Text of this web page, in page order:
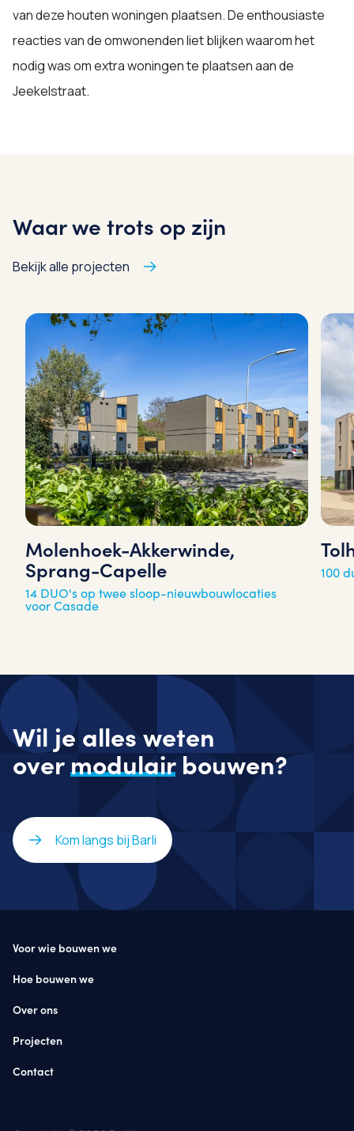
van deze houten woningen plaatsen. De enthousiaste
reacties van de omwonenden liet blijken waarom het
nodig was om extra woningen te plaatsen aan de
Jeekelstraat.
Waar we trots op zijn
Bekijk alle projecten
Molenhoek-Akkerwinde,
Sprang-Capelle
14 DUO's op twee sloop-nieuwbouwlocaties
voor Casade
100
Wil je alles weten
overmodulairbouwen?
Kom langs bij Barli
Voor wie bouwen we
Hoe bouwen we
Over ons
Projecten
Contact